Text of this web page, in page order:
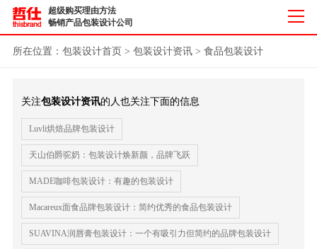
超级购买理由方法
畅销产品包装设计公司
所在位置： 包装设计首页 > 包装设计资讯> 食品包装设计
关注包装设计资讯的人也关注下面的信息
Luvli烘焙品牌包装设计
天山伯爵驼奶：包装设计焕新颜，品牌飞跃
MADE咖啡包装设计：有趣的包装设计
Macareux面食品牌包装设计：简约优秀的食品包装设计
SUAVINA润唇膏包装设计：一个有吸引力但简约的品牌包装设计